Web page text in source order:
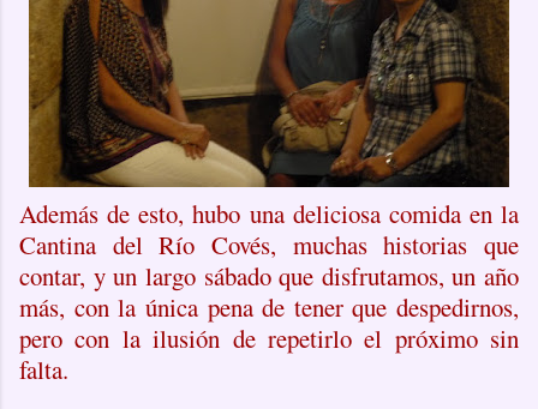
Además de esto, hubo una deliciosa comida en la
Cantina del Río Covés, muchas historias que
contar, y un largo sábado que disfrutamos, un año
más, con la única pena de tener que despedirnos,
pero con la ilusión de repetirlo el próximo sin
falta.